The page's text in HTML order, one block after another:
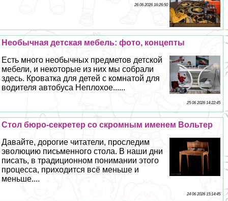
26 06 2026 16:26:50
Необычная детская мебель: фото, концепты
Есть много необычных предметов детской
мебели, и некоторые из них мы собрали
здесь. Кроватка для детей с комнатой для
водителя автобуса Неплохое......
25 06 2026 14:22:45
Стол бюро-секретер со скромным именем Вольтер
Давайте, дорогие читатели, проследим
эволюцию письменного стола. В наши дни
писать, в традиционном понимании этого
процесса, приходится всё меньше и
меньше....
24 06 2026 15:14:45